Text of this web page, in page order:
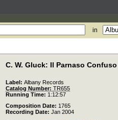
in
C. W. Gluck: Il Parnaso Confuso
Label: Albany Records
Catalog Number: TR655
Running Time: 1:12:57
Composition Date: 1765
Recording Date: Jan 2004